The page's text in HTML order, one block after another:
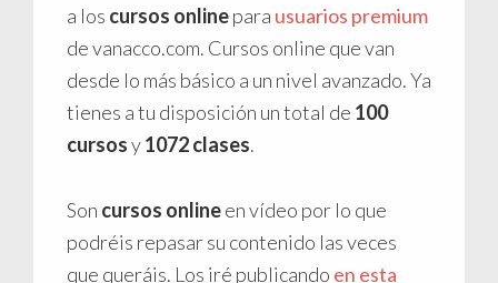
a los cursos onlinepara usuarios premium
de vanacco.com. Cursos online que van
desde lo más básico a un nivel avanzado. Ya
tienes a tu disposición un total de 100
cursosy1072 clases.
Son cursos onlineen vídeo por lo que
podréis repasar su contenido las veces
que queráis. Los iré publicando en esta